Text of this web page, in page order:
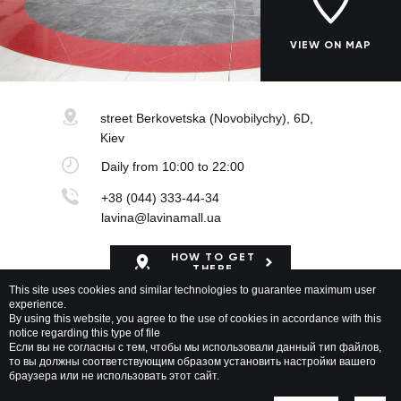
VIEW ON MAP
street Berkovetska (Novobilychy), 6D,
Kiev
Dailyfrom 10:00 to 22:00
+38 (044) 333-44-34
lavina@lavinamall.ua
HOW TO GET
THERE
This site uses cookies and similar technologies to guarantee maximum user
experience.
By using this website, you agree to the use of cookies in accordance with this
notice regarding this type of file
Если вы не согласны с тем, чтобы мы использовали данный тип файлов,
то вы должны соответствующим образом установить настройки вашего
браузера или не использовать этот сайт.